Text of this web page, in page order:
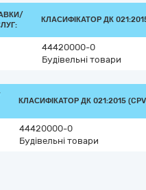
КЛАСИФІКАТОР ДК
44420000-0
Будівельні товари
КЛАСИФІКАТОР ДК 021:2015
44420000-0
Будівельні товари